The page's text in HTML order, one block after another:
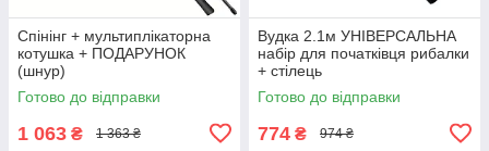
Спінінг + мультиплікаторна
котушка + ПОДАРУНОК
(шнур)
Готово до відправки
1 063 ₴ 1 363 ₴
Вудка 2.1м УНІВЕРСАЛЬНА
набір для початківця рибалки
+ стілець
Готово до відправки
774 ₴ 974 ₴